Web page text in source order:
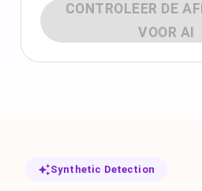
CONTROLEER DE
VOOR AI
Synthetic Detection